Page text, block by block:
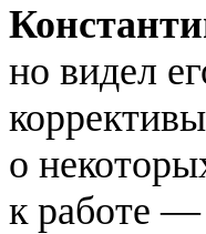
но видел
о
к работе —